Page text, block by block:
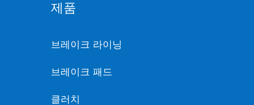
제품
브레이크 라이닝
브레이크 패드
클러치